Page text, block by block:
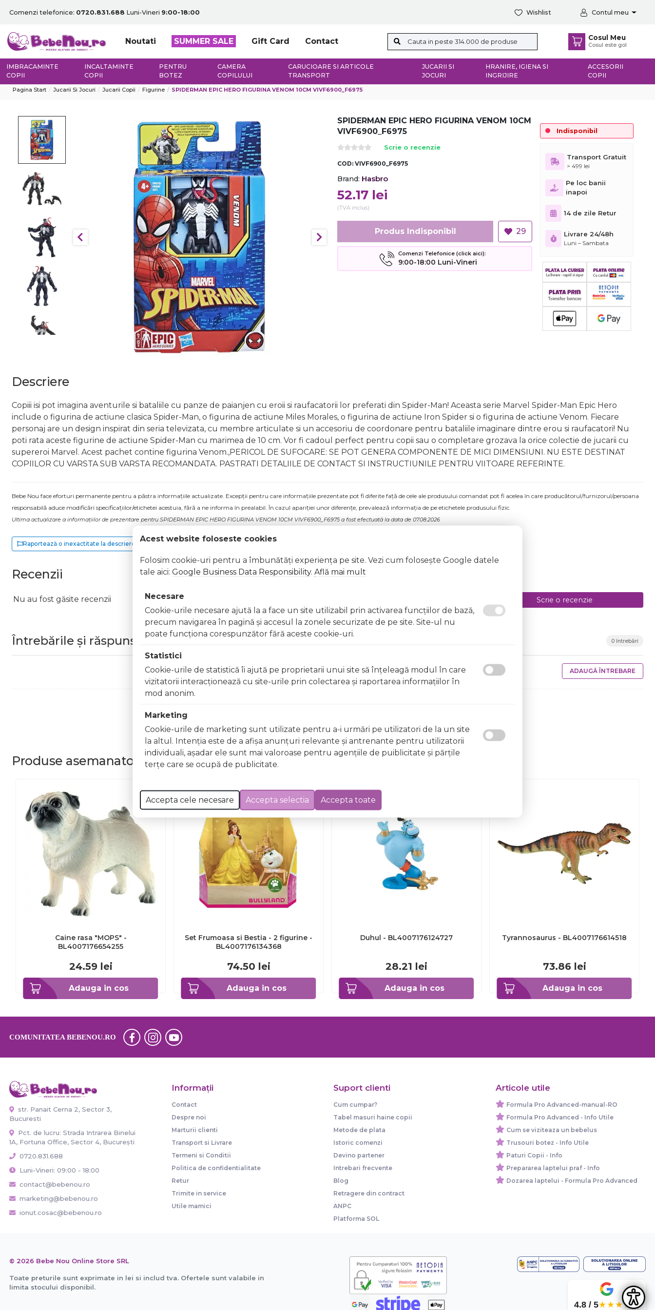
Comenzi telefonice: 0720.831.688 Luni-Vineri 9:00-18:00 Wishlist Contul meu
Noutati SUMMER SALE Gift Card Contact Cosul Meu
Cosul este gol
IMBRACAMINTE
COPII
INCALTAMINTE
COPII
PENTRU
BOTEZ
CAMERA
COPILULUI
CARUCIOARE SI ARTICOLE
TRANSPORT
JUCARII SI
JOCURI
HRANIRE, IGIENA SI
INGRIJIRE
ACCESORII
COPII
Pagina Start Jucarii Si Jocuri Jucarii Copii Figurine SPIDERMAN EPIC HERO FIGURINA VENOM 10CM VIVF6900_F6975
SPIDERMAN EPIC HERO FIGURINA VENOM 10CM
VIVF6900_F6975
Scrie o recenzie
COD: VIVF6900_F6975
Brand: Hasbro
52.17 lei
(TVA inclus)
Produs Indisponibil 29
Comenzi Telefonice (click aici):
9:00-18:00 Luni-Vineri
Indisponibil
Transport Gratuit
> 499 lei
Pe loc banii
inapoi
14 de zile Retur
Livrare 24/48h
Luni – Sambata
Descriere
Copiii isi pot imagina aventurile si bataliile cu panze de paianjen cu eroii si raufacatorii lor preferati din Spider-Man! Aceasta serie Marvel Spider-Man Epic Hero
include o figurina de actiune clasica Spider-Man, o figurina de actiune Miles Morales, o figurina de actiune Iron Spider si o figurina de actiune Venom. Fiecare
personaj are un design inspirat din seria televizata, cu membre articulate si un accesoriu de coordonare pentru bataliile imaginare dintre erou si raufacatori! Nu
poti rata aceste figurine de actiune Spider-Man cu marimea de 10 cm. Vor fi cadoul perfect pentru copii sau o completare grozava la orice colectie de jucarii cu
supereroi Marvel. Acest pachet contine figurina Venom.,PERICOL DE SUFOCARE: SE POT GENERA COMPONENTE DE MICI DIMENSIUNI. NU ESTE DESTINAT
COPIILOR CU VARSTA SUB VARSTA RECOMANDATA. PASTRATI DETALIILE DE CONTACT SI INSTRUCTIUNILE PENTRU VIITOARE REFERINTE.
Bebe Nou face eforturi permanente pentru a păstra informațiile actualizate. Excepții pentru care informațiile prezentate pot fi diferite față de cele ale produsului comandat pot fi acelea în care producătorul/furnizorul/persoana
responsabilă aduce modificări specificațiilor/etichetei acestuia, fără a ne informa în prealabil. În cazul apariției unor diferențe, prevalează informația de pe etichetele produsului fizic.
Ultima actualizare a informațiilor de prezentare pentru SPIDERMAN EPIC HERO FIGURINA VENOM 10CM VIVF6900_F6975 a fost efectuată la data de 07.08.2026
Raportează o inexactitate la descriere
Recenzii
Nu au fost găsite recenzii Scrie o recenzie
Întrebările și răspunsurile clienților 0 întrebări
ADAUGĂ ÎNTREBARE
Produse asemanatoare
Adauga in cos
Caine rasa "MOPS" -
BL4007176654255
24.59 lei
Adauga in cos
Set Frumoasa si Bestia - 2 figurine -
BL4007176134368
74.50 lei
Adauga in cos
Duhul - BL4007176124727
28.21 lei
Adauga in cos
Tyrannosaurus - BL4007176614518
73.86 lei
COMUNITATEA BEBENOU.RO
str. Panait Cerna 2, Sector 3,
Bucuresti
Pct. de lucru: Strada Intrarea Binelui
1A, Fortuna Office, Sector 4, București
0720.831.688
Luni-Vineri: 09:00 - 18:00
contact@bebenou.ro
marketing@bebenou.ro
ionut.cosac@bebenou.ro
Informaţii
Contact
Despre noi
Marturii clienti
Transport si Livrare
Termeni si Conditii
Politica de confidentialitate
Retur
Trimite in service
Utile mamici
Suport clienti
Cum cumpar?
Tabel masuri haine copii
Metode de plata
Istoric comenzi
Devino partener
Intrebari frecvente
Blog
Retragere din contract
ANPC
Platforma SOL
Articole utile
Formula Pro Advanced-manual-RO
Formula Pro Advanced - Info Utile
Cum se viziteaza un bebelus
Trusouri botez - Info Utile
Paturi Copii - Info
Prepararea laptelui praf - Info
Dozarea laptelui - Formula Pro Advanced
© 2026 Bebe Nou Online Store SRL
Toate preturile sunt exprimate in lei si includ tva. Ofertele sunt valabile in
limita stocului disponibil.
4.8 / 5★★★★★
Acest website foloseste cookies
Folosim cookie-uri pentru a îmbunătăți experiența pe site. Vezi cum folosește Google datele
tale aici: Google Business Data Responsibility. Află mai mult
Necesare
Cookie-urile necesare ajută la a face un site utilizabil prin activarea funcţiilor de bază,
precum navigarea în pagină şi accesul la zonele securizate de pe site. Site-ul nu
poate funcţiona corespunzător fără aceste cookie-uri.
Statistici
Cookie-urile de statistică îi ajută pe proprietarii unui site să înţeleagă modul în care
vizitatorii interacţionează cu site-urile prin colectarea şi raportarea informaţiilor în
mod anonim.
Marketing
Cookie-urile de marketing sunt utilizate pentru a-i urmări pe utilizatori de la un site
la altul. Intenţia este de a afişa anunţuri relevante şi antrenante pentru utilizatorii
individuali, aşadar ele sunt mai valoroase pentru agenţiile de puiblicitate şi părţile
terţe care se ocupă de publicitate.
Accepta cele necesare Accepta selectia Accepta toate